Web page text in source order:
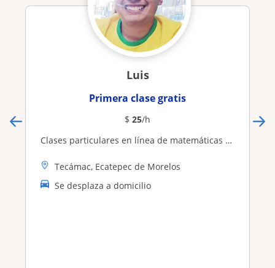
Luis
Primera clase gratis
$ 25/h
Clases particulares en línea de matemáticas nivel bachillerato (desde álgebra hasta cálculo integral)
Tecámac, Ecatepec de Morelos
Se desplaza a domicilio